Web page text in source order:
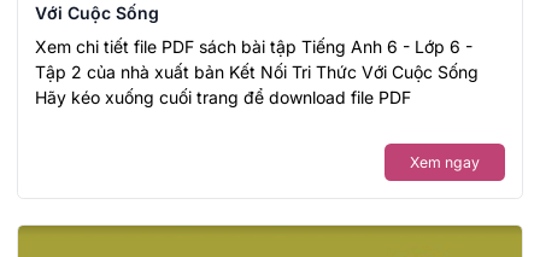
Với Cuộc Sống
Xem chi tiết file PDF sách bài tập Tiếng Anh 6 - Lớp 6 -
Tập 2 của nhà xuất bản Kết Nối Tri Thức Với Cuộc Sống
Hãy kéo xuống cuối trang để download file PDF
Xem ngay